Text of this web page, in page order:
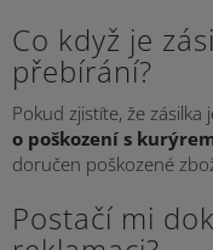
Co když je
přebírání?
Pokud zjistíte, že
o poškození s
doručen poškozené
Postačí mi